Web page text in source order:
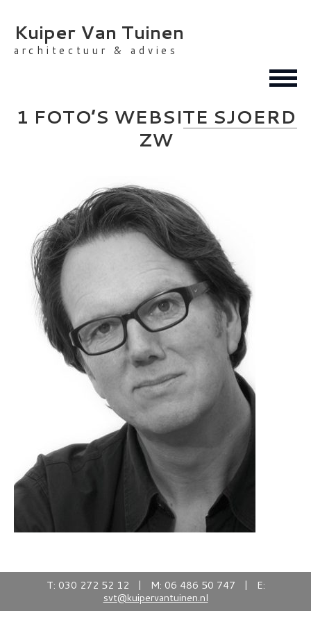
content
Kuiper Van Tuinen
architectuur & advies
1 FOTO’S WEBSITE SJOERD
ZW
T: 030 272 52 12 | M: 06 486 50 747 | E:
svt@kuipervantuinen.nl